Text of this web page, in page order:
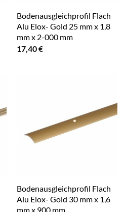
Bodenausgleichprofil Flach
Alu Elox- Gold 25 mm x 1,8
mm x 2-000 mm
17,40€
Bodenausgleichprofil Flach
Alu Elox- Gold 30 mm x 1,6
mm x 900 mm